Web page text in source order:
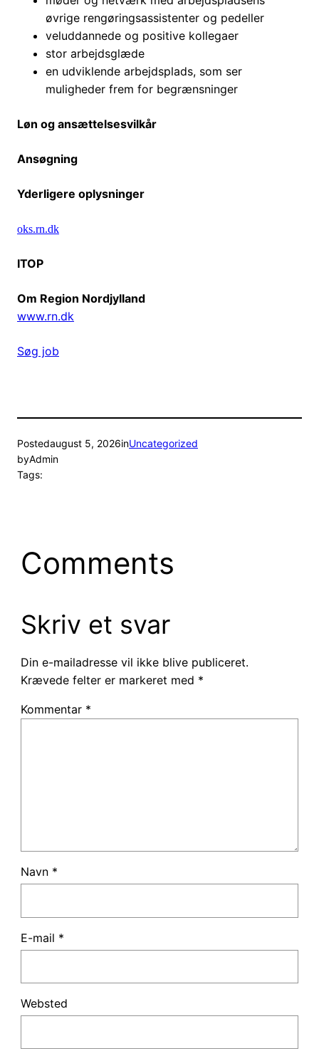
øvrige rengøringsassistenter og pedeller
veluddannede og positive kollegaer
stor arbejdsglæde
en udviklende arbejdsplads, som ser
muligheder frem for begrænsninger
Løn og ansættelsesvilkår
Ansøgning
Yderligere oplysninger
oks.rn.dk
ITOP
Om Region Nordjylland
www.rn.dk
Søg job
Postedaugust 5, 2026inUncategorized
byAdmin
Tags:
Comments
Skriv et svar
Din e-mailadresse vil ikke blive publiceret.
Krævede felter er markeret med *
Kommentar *
Navn *
E-mail *
Websted